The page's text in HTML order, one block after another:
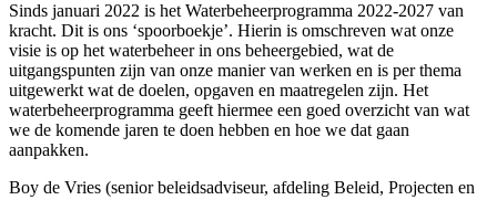
Sinds januari 2022 is het Waterbeheerprogramma 2022-2027 van
kracht. Dit is ons ‘spoorboekje’. Hierin is omschreven wat onze
visie is op het waterbeheer in ons beheergebied, wat de
uitgangspunten zijn van onze manier van werken en is per thema
uitgewerkt wat de doelen, opgaven en maatregelen zijn. Het
waterbeheerprogramma geeft hiermee een goed overzicht van wat
we de komende jaren te doen hebben en hoe we dat gaan
aanpakken.
Boy de Vries (senior beleidsadviseur, afdeling Beleid, Projecten en